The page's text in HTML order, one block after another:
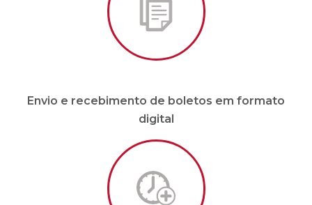
Envio e recebimento de boletos em formato
digital